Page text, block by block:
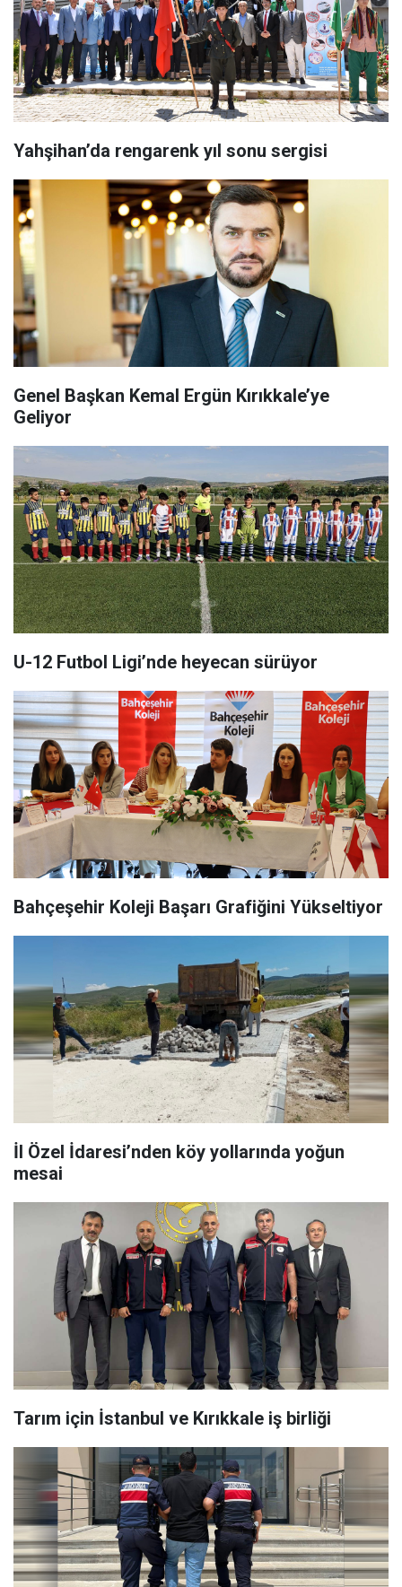
Yahşihan’da rengarenk yıl sonu sergisi
Genel Başkan Kemal Ergün Kırıkkale’ye
Geliyor
U-12 Futbol Ligi’nde heyecan sürüyor
Bahçeşehir Koleji Başarı Grafiğini Yükseltiyor
İl Özel İdaresi’nden köy yollarında yoğun
mesai
Tarım için İstanbul ve Kırıkkale iş birliği